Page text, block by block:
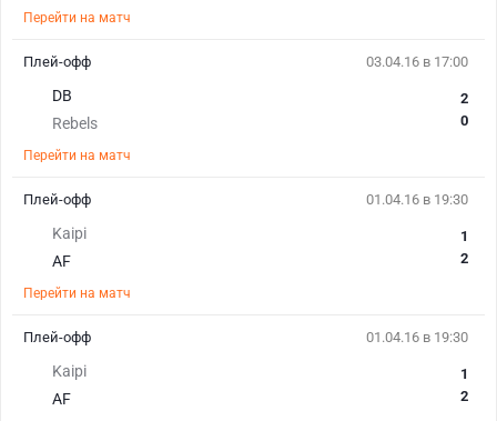
Перейти на матч
03.04.16 в 17:00
DB
Rebels
2
0
Перейти на матч
Плей-офф
01.04.16 в 19:30
Kaipi
AF
1
2
Перейти на матч
Плей-офф
01.04.16 в 19:30
Kaipi
AF
1
2
Плей-офф